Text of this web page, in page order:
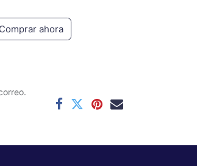
Comprar ahora